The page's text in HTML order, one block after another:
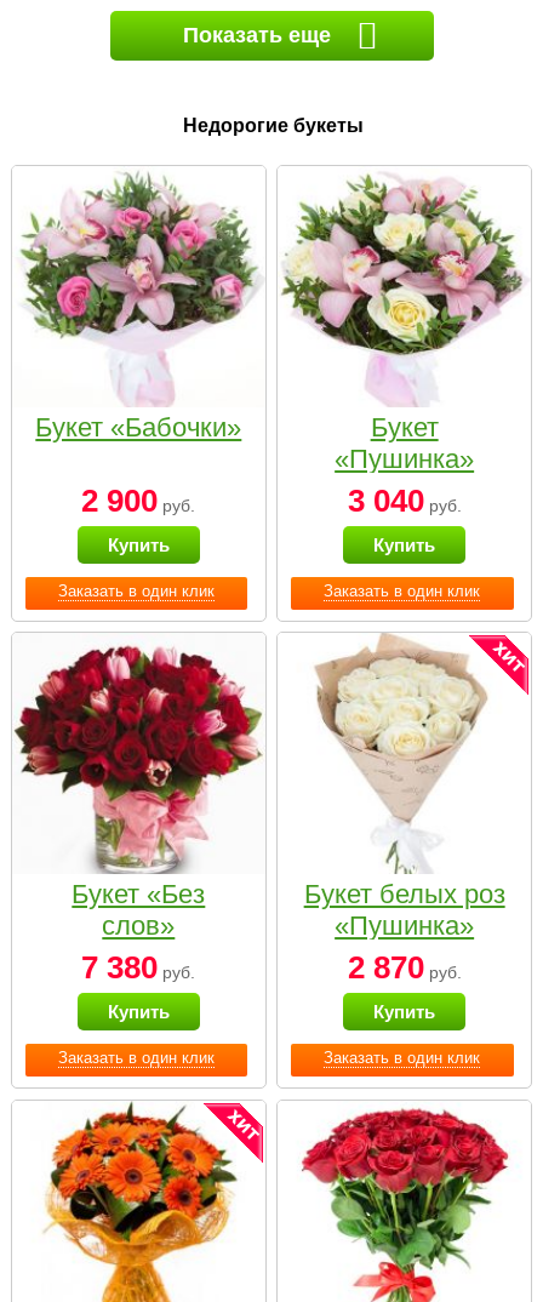
Показать еще
Недорогие букеты
Заказать в один клик
Букет «Бабочки»
2 900 руб.
Купить
Заказать в один клик
Букет
«Пушинка»
3 040руб.
Купить
Заказать в один клик
Букет «Без
слов»
7 380 руб.
Купить
Заказать в один клик
Букет белых роз
«Пушинка»
2 870руб.
Купить